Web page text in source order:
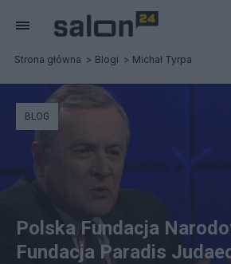
Strona główna Blogi Michał Tyrpa
BLOG
Polska Fundacja
Fundacja Paradis